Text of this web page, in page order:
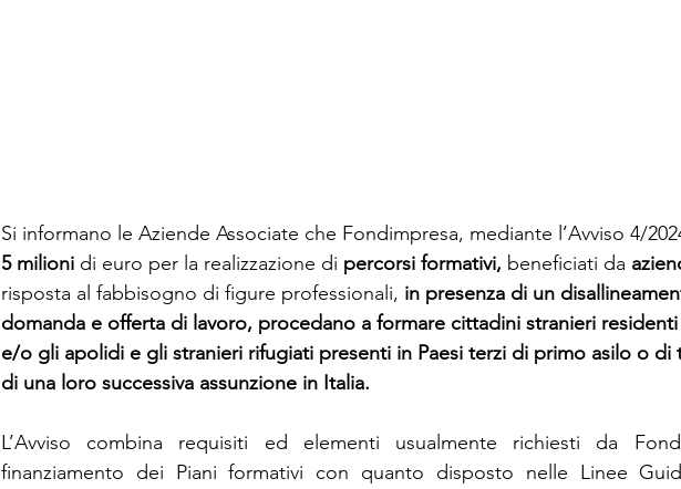
Si informano le Aziende Associate che Fondimpresa, mediante l’Avviso 4/
5 milioni di euro per la realizzazione di percorsi formativi, beneficiati da
risposta al fabbisogno di figure professionali, in presenza di un
domanda e offerta di lavoro, procedano a formare cittadini stranieri residenti
e/o gli apolidi e gli stranieri rifugiati presenti in Paesi terzi di primo asilo o di
di una loro successiva assunzione in Italia.
L’Avviso combina requisiti ed elementi usualmente richiesti da
finanziamento dei Piani formativi con quanto disposto nelle Linee